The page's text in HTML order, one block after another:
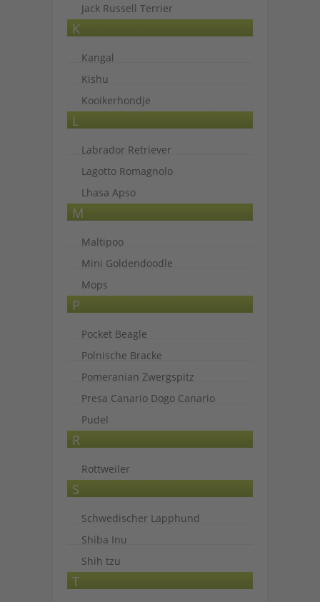
Jack Russell Terrier
K
Kangal
Kishu
Kooikerhondje
L
Labrador Retriever
Lagotto Romagnolo
Lhasa Apso
M
Maltipoo
Mini Goldendoodle
Mops
P
Pocket Beagle
Polnische Bracke
Pomeranian Zwergspitz
Presa Canario Dogo Canario
Pudel
R
Rottweiler
S
Schwedischer Lapphund
Shiba Inu
Shih tzu
T